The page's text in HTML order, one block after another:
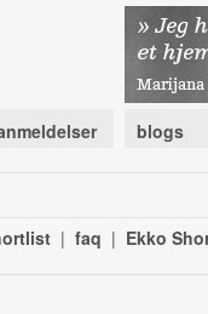
blogs
| faq | Ekko